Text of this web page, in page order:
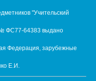
"Учительский
ФС77-64383 выдано
Федерация, зарубежные
Е.И.